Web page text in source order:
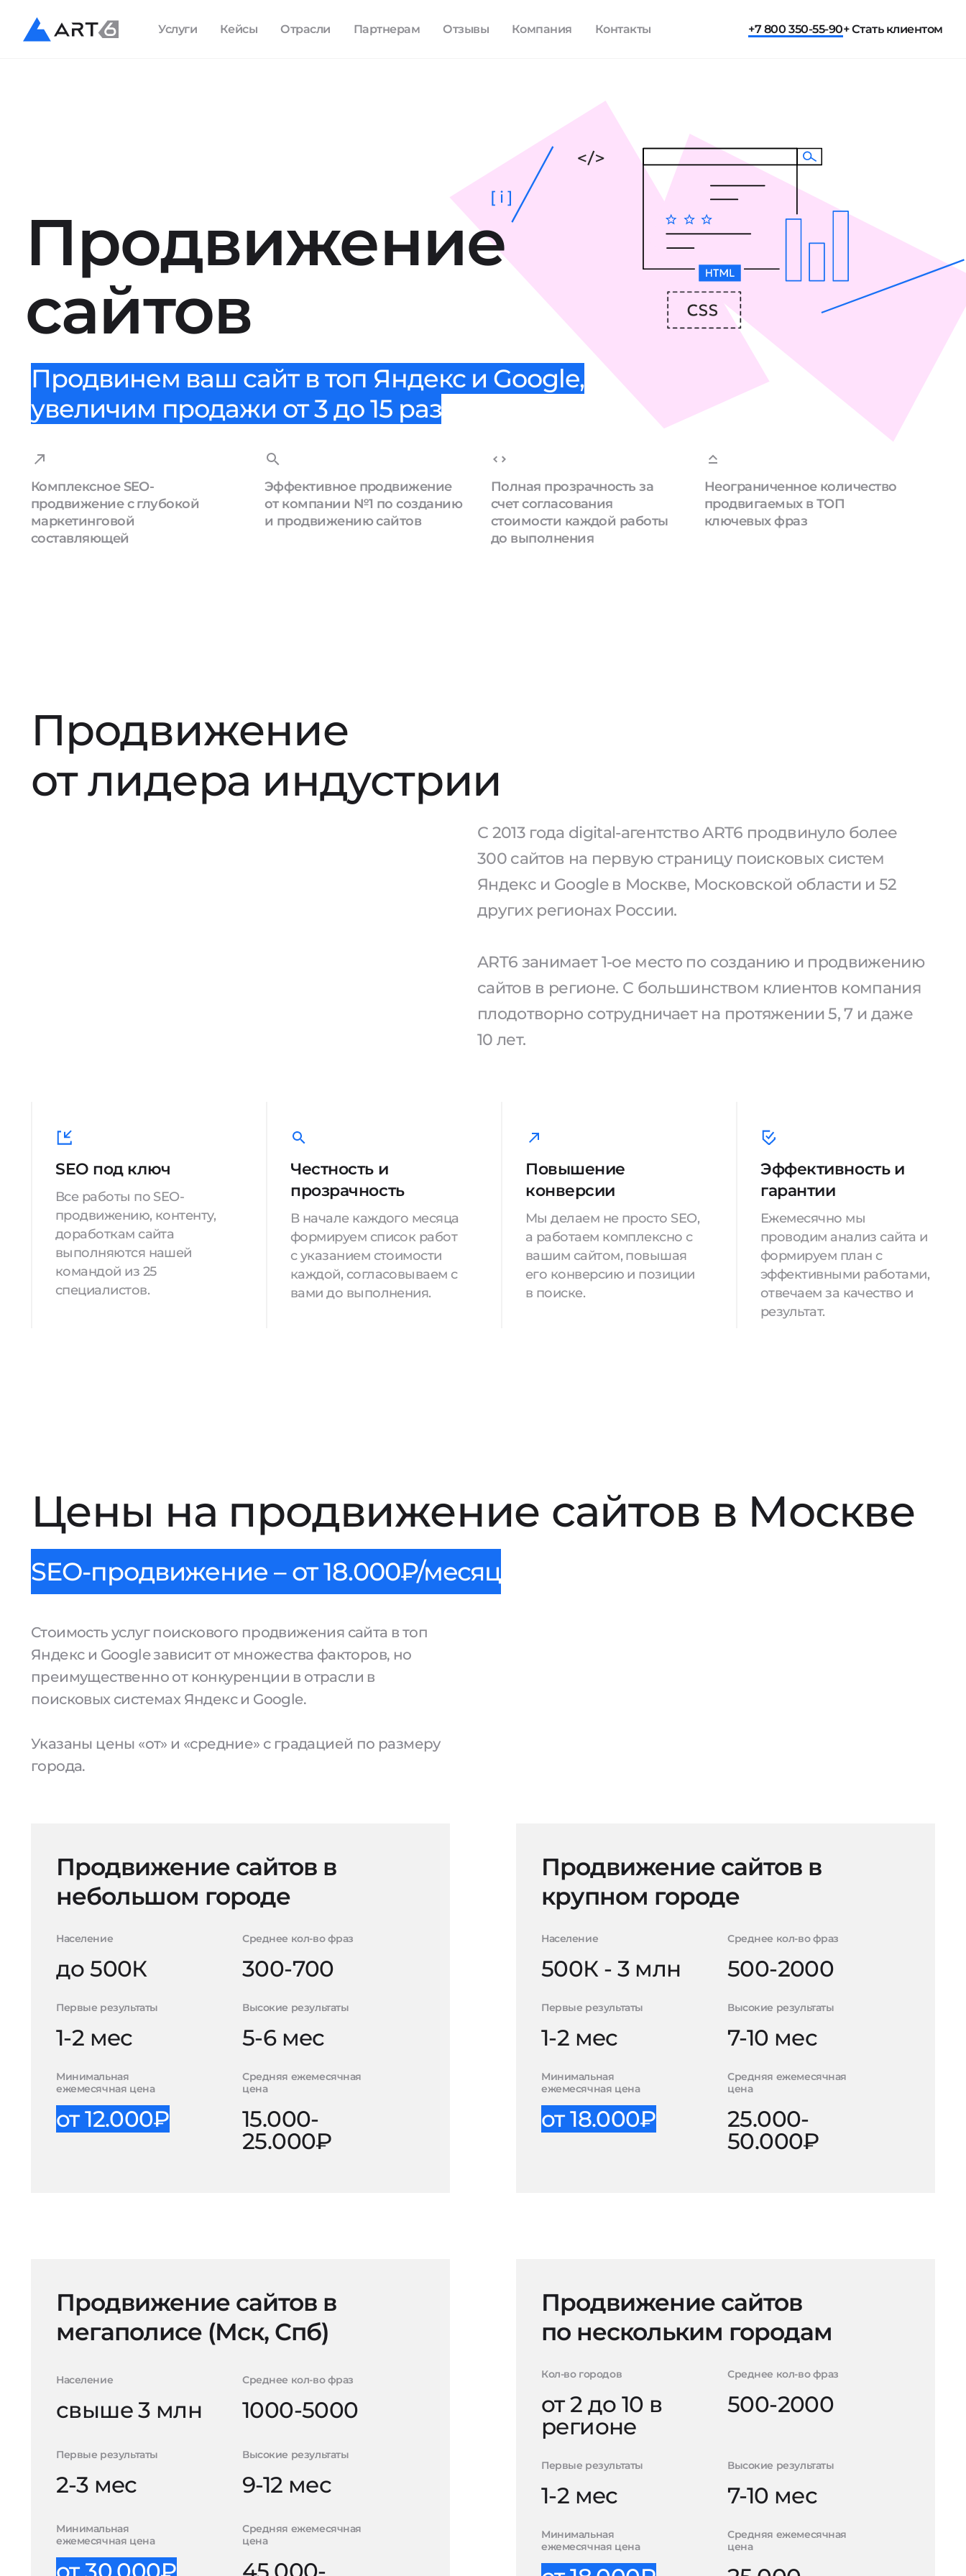
Услуги Кейсы Отрасли Партнерам Отзывы Компания Контакты +7 800 350-55-90+ Стать клиентом
Продвижение
сайтов
[ i ]
Продвинем ваш сайт в топ Яндекс и Google,
увеличим продажи от 3 до 15 раз
Комплексное SEO-
продвижение с глубокой
маркетинговой
составляющей
Эффективное продвижение
от компании №1 по созданию
и продвижению сайтов
Полная прозрачность за
счет согласования
стоимости каждой работы
до выполнения
Неограниченное количество
продвигаемых в ТОП
ключевых фраз
Продвижение
от лидера индустрии
С 2013 года digital-агентство ART6 продвинуло более
300 сайтов на первую страницу поисковых систем
Яндекс и Google в Москве, Московской области и 52
других регионах России.
ART6 занимает 1-ое место по созданию и продвижению
сайтов в регионе. С большинством клиентов компания
плодотворно сотрудничает на протяжении 5, 7 и даже
10 лет.
SEO под ключ
Все работы по SEO-
продвижению, контенту,
доработкам сайта
выполняются нашей
командой из 25
специалистов.
Честность и
прозрачность
В начале каждого месяца
формируем список работ
с указанием стоимости
каждой, согласовываем с
вами до выполнения.
Повышение
конверсии
Мы делаем не просто SEO,
а работаем комплексно с
вашим сайтом, повышая
его конверсию и позиции
в поиске.
Эффективность и
гарантии
Ежемесячно мы
проводим анализ сайта и
формируем план с
эффективными работами,
отвечаем за качество и
результат.
Цены на продвижение сайтов в Москве
SEO-продвижение – от 18.000₽/месяц
Стоимость услуг поискового продвижения сайта в топ
Яндекс и Google зависит от множества факторов, но
преимущественно от конкуренции в отрасли в
поисковых системах Яндекс и Google.
Указаны цены «от» и «средние» с градацией по размеру
города.
Продвижение сайтов в
небольшом городе
Население
до 500К
Среднее кол-во фраз
300-700
Первые результаты
1-2 мес
Высокие результаты
5-6 мес
Минимальная
ежемесячная цена
от 12.000₽
Средняя ежемесячная
цена
15.000-
25.000₽
Продвижение сайтов в
крупном городе
Население
500К - 3 млн
Среднее кол-во фраз
500-2000
Первые результаты
1-2 мес
Высокие результаты
7-10 мес
Минимальная
ежемесячная цена
от 18.000₽
Средняя ежемесячная
цена
25.000-
50.000₽
Продвижение сайтов в
мегаполисе (Мск, Спб)
Население
свыше 3 млн
Среднее кол-во фраз
1000-5000
Первые результаты
2-3 мес
Высокие результаты
9-12 мес
Минимальная
ежемесячная цена
Средняя ежемесячная
цена
Продвижение сайтов
по нескольким городам
Кол-во городов
от 2 до 10 в
регионе
Среднее кол-во фраз
500-2000
Первые результаты
1-2 мес
Высокие результаты
7-10 мес
Минимальная
ежемесячная цена
Средняя ежемесячная
цена